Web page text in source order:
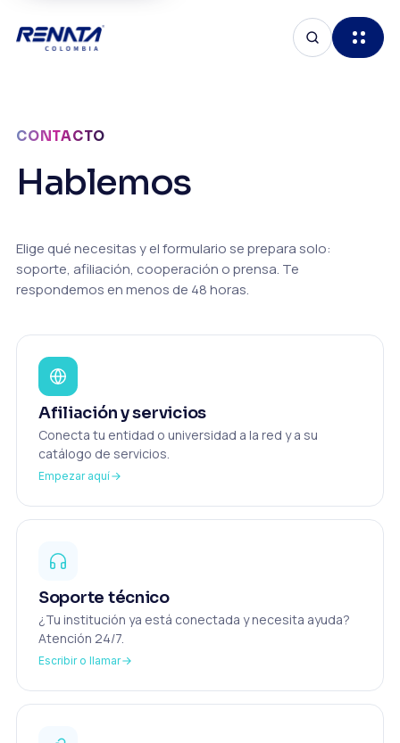
CONTACTO
Hablemos
Elige qué necesitas y el formulario se prepara solo:
soporte, afiliación, cooperación o prensa. Te
respondemos en menos de 48 horas.
Afiliación y servicios
Conecta tu entidad o universidad a la red y a su
catálogo de servicios.
Empezar aquí
Soporte técnico
¿Tu institución ya está conectada y necesita ayuda?
Atención 24/7.
Escribir o llamar